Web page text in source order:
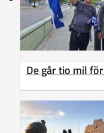
De går tio mil